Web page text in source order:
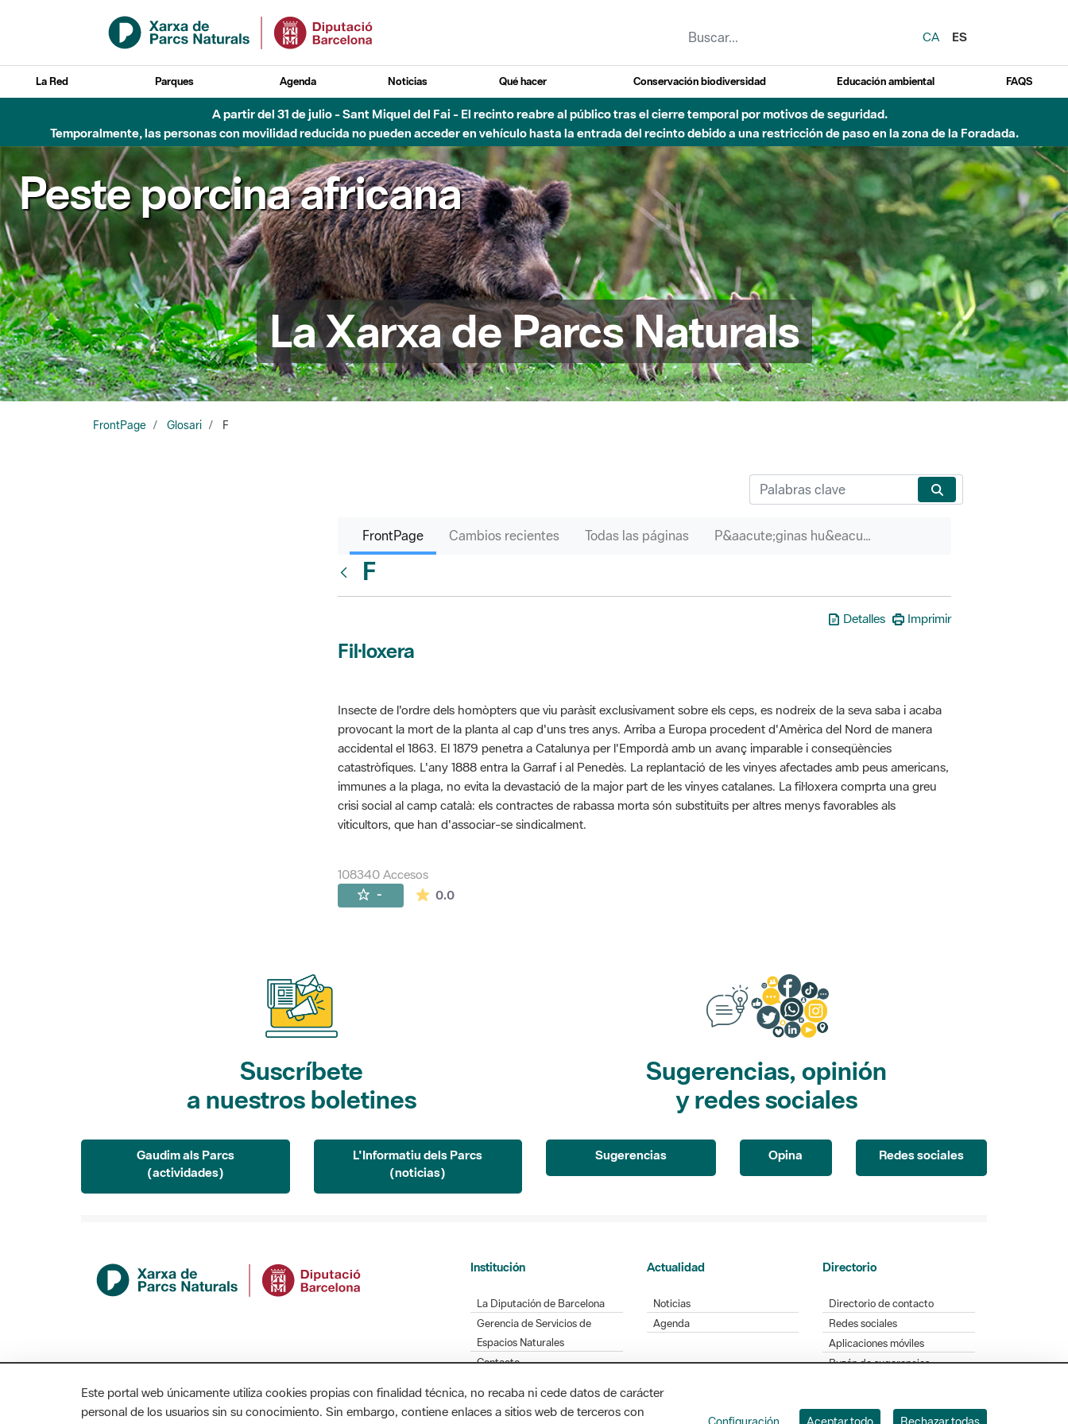
Saltar al contenido principal
CA
ES
La Red Parques Agenda Noticias Qué hacer Conservación biodiversidad Educación ambiental FAQS
A partir del 31 de julio - Sant Miquel del Fai - El recinto reabre al público tras el cierre temporal por motivos de seguridad.
Temporalmente, las personas con movilidad reducida no pueden acceder en vehículo hasta la entrada del recinto debido a una restricción de paso en la zona de la Foradada.
Peste porcina africana
La Xarxa de Parcs Naturals
FrontPage Glosari F
FrontPage Cambios recientes Todas las páginas P&aacute;ginas hu&eacute;rfanas
F
Detalles Imprimir
Fil·loxera
Insecte de l'ordre dels homòpters que viu paràsit exclusivament sobre els ceps, es nodreix de la seva saba i acaba
provocant la mort de la planta al cap d'uns tres anys. Arriba a Europa procedent d'Amèrica del Nord de manera
accidental el 1863. El 1879 penetra a Catalunya per l'Empordà amb un avanç imparable i conseqüències
catastròfiques. L'any 1888 entra la Garraf i al Penedès. La replantació de les vinyes afectades amb peus americans,
immunes a la plaga, no evita la devastació de la major part de les vinyes catalanes. La fil·loxera comprta una greu
crisi social al camp català: els contractes de rabassa morta són substituïts per altres menys favorables als
viticultors, que han d'associar-se sindicalment.
108340 Accesos
- 0.0La valoración media es de 0 estrellas de 5.
Suscríbete
a nuestros boletines
Gaudim als Parcs
(actividades)
L'Informatiu dels Parcs
(noticias)
Sugerencias, opinión
y redes sociales
Sugerencias Opina Redes sociales
Institución
La Diputación de Barcelona
Gerencia de Servicios de
Espacios Naturales
Contacto
Actualidad
Noticias
Agenda
Directorio
Directorio de contacto
Redes sociales
Aplicaciones móviles
Buzón de sugerencias
Este portal web únicamente utiliza cookies propias con finalidad técnica, no recaba ni cede datos de carácter
personal de los usuarios sin su conocimiento. Sin embargo, contiene enlaces a sitios web de terceros con
Configuración Aceptar todo Rechazar todas